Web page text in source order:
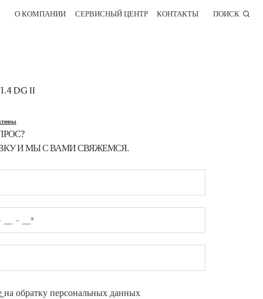
О КОМПАНИИ СЕРВИСНЫЙ ЦЕНТР КОНТАКТЫ ПОИСК
DG II
И МЫ С ВАМИ СВЯЖЕМСЯ.
на обратку персональных данных